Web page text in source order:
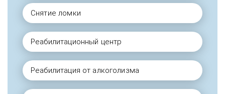
Снятие ломки
Реабилитационный центр
Реабилитация от алкоголизма